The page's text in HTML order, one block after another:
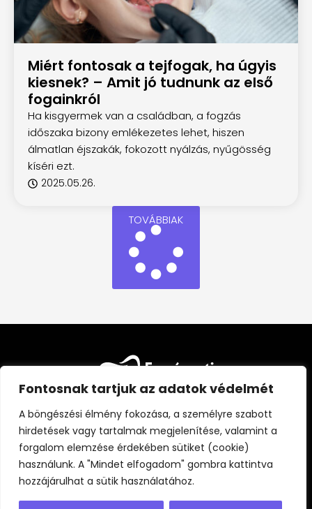
Fontosnak tartjuk az adatok védelmét
A böngészési élmény fokozása, a személyre szabott
hirdetések vagy tartalmak megjelenítése, valamint a
forgalom elemzése érdekében sütiket (cookie)
használunk. A "Mindet elfogadom" gombra kattintva
hozzájárulhat a sütik használatához.
Miért fontosak a tejfogak, ha úgyis
kiesnek? – Amit jó tudnunk az első
fogainkról
Ha kisgyermek van a családban, a fogzás
időszaka bizony emlékezetes lehet, hiszen
álmatlan éjszakák, fokozott nyálzás, nyűgösség
kíséri ezt.
2025.05.26.
TOVÁBBIAK
FŐOLDAL CIKKEK FOGÁSZATI KISOKOS
ÁLLANDÓ PARTNEREINK